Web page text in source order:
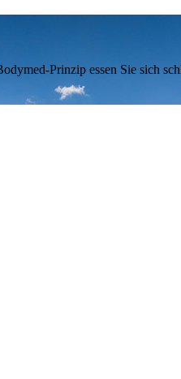
Prinzip essen Sie sich